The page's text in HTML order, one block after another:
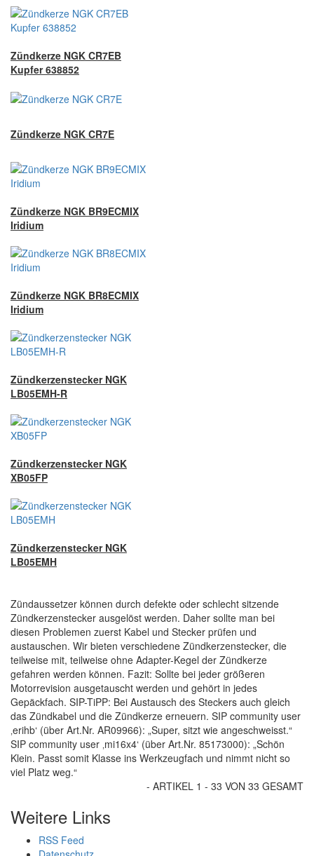
Zündkerze NGK CR7EB
Kupfer 638852
Zündkerze NGK CR7E
Zündkerze NGK BR9ECMIX
Iridium
Zündkerze NGK BR8ECMIX
Iridium
Zündkerzenstecker NGK
LB05EMH-R
Zündkerzenstecker NGK
XB05FP
Zündkerzenstecker NGK
LB05EMH
Zündaussetzer können durch defekte oder schlecht sitzende
Zündkerzenstecker ausgelöst werden. Daher sollte man bei
diesen Problemen zuerst Kabel und Stecker prüfen und
austauschen. Wir bieten verschiedene Zündkerzenstecker, die
teilweise mit, teilweise ohne Adapter-Kegel der Zündkerze
gefahren werden können. Fazit: Sollte bei jeder größeren
Motorrevision ausgetauscht werden und gehört in jedes
Gepäckfach. SIP-TiPP: Bei Austausch des Steckers auch gleich
das Zündkabel und die Zündkerze erneuern. SIP community user
‚erihb‘ (über Art.Nr. AR09966): „Super, sitzt wie angeschweisst.“
SIP community user ‚mi16x4‘ (über Art.Nr. 85173000): „Schön
Klein. Passt somit Klasse ins Werkzeugfach und nimmt nicht so
viel Platz weg.“
- ARTIKEL 1 - 33 VON 33 GESAMT
Weitere Links
RSS Feed